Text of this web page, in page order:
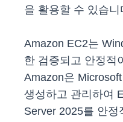
을 활용할 수 있습니
Amazon EC2는
한 검증되고 안정적
Amazon은
생성하고 관리하여
Server 2025를 안